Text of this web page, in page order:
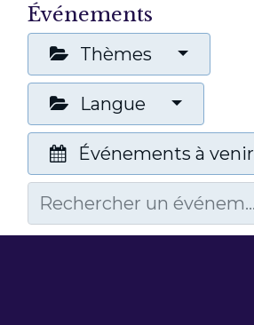
Événements
Thèmes
Langue
Événements à venir